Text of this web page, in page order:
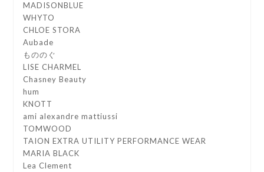
MADISONBLUE
WHYTO
CHLOE STORA
Aubade
もののぐ
LISE CHARMEL
Chasney Beauty
hum
KNOTT
ami alexandre mattiussi
TOMWOOD
TAION EXTRA UTILITY PERFORMANCE WEAR
MARIA BLACK
Lea Clement